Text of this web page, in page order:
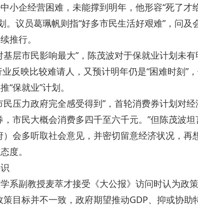
企经营困难，未能撑到明年，他形容“死了才
。议员葛珮帆则指“好多市民生活好艰难”，问及
推行。
层市民影响最大”，陈茂波对于保就业计划未有
反映比较难请人，又预计明年仍是“困难时刻”
保就业”计划。
压力政府完全感受得到”，首轮消费券计划对经
市民大概会消费多四千至六千元。”但陈茂波
）会多听取社会意见，并密切留意经济状况，再
度。
副教授麦萃才接受《大公报》访问时认为政
策目标并不一致，政府期望推动GDP、抑或协助